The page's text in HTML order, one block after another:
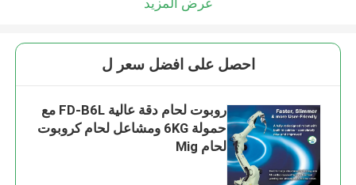
احصل على افضل سعر ل
روبوت لحام دقة عالية FD-B6L مع
حمولة 6KG ومشاعل لحام كروبوت
لحام Mig